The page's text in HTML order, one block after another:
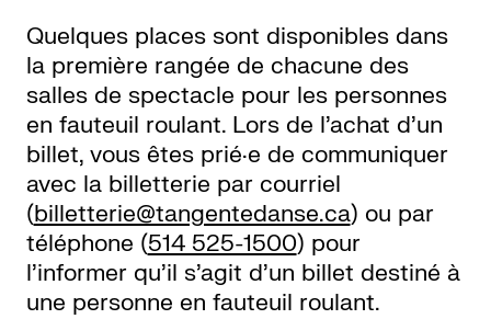
Quelques places sont disponibles dans
la première rangée de chacune des
salles de spectacle pour les personnes
en fauteuil roulant. Lors de l’achat d’un
billet, vous êtes prié·e de communiquer
avec la billetterie par courriel
(billetterie@tangentedanse.ca) ou par
téléphone (514 525-1500) pour
l’informer qu’il s’agit d’un billet destiné à
une personne en fauteuil roulant.